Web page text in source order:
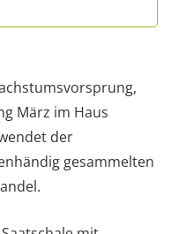
März im Haus
der
gesammelten